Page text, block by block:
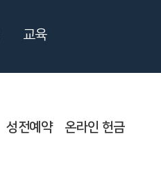
성전예약 온라인 헌금
교육